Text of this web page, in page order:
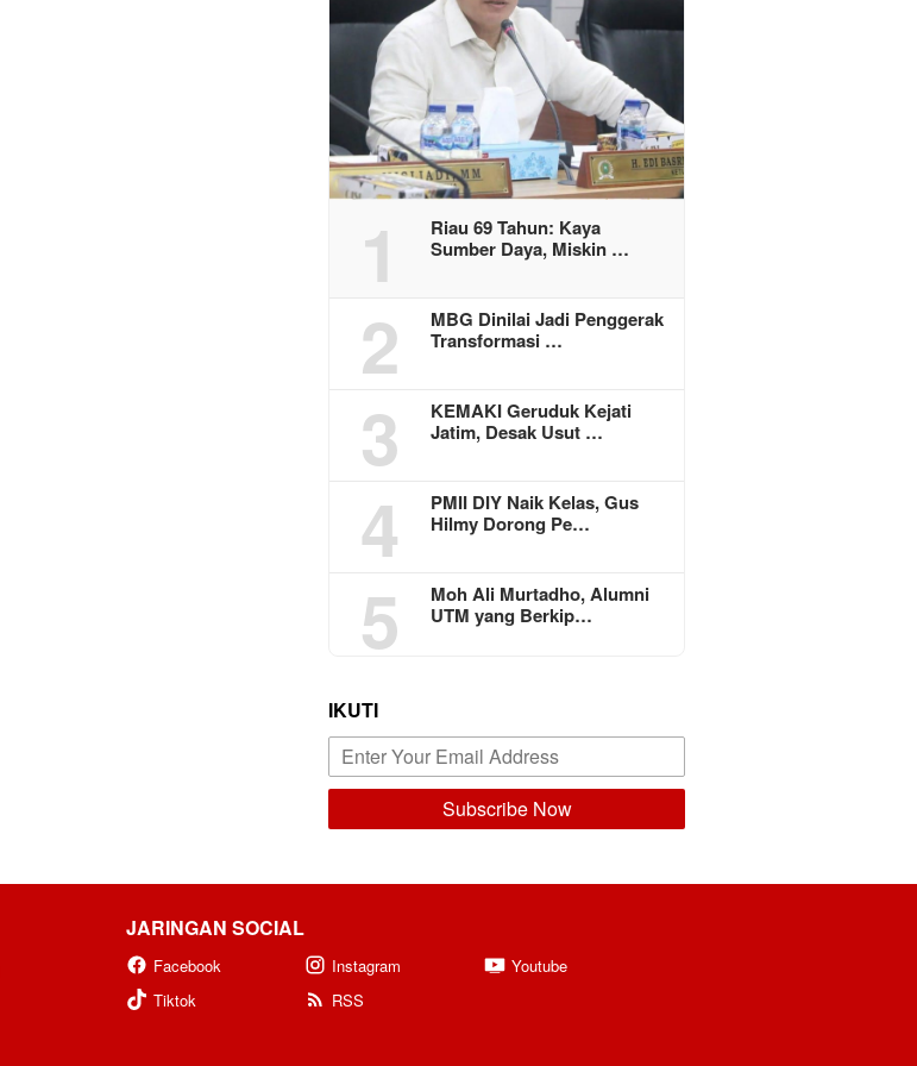
1
Riau 69 Tahun: Kaya
Sumber Daya, Miskin …
2
MBG Dinilai Jadi Penggerak
Transformasi …
3
KEMAKI Geruduk Kejati
Jatim, Desak Usut …
4
PMII DIY Naik Kelas, Gus
Hilmy Dorong Pe…
5
Moh Ali Murtadho, Alumni
UTM yang Berkip…
IKUTI
JARINGAN SOCIAL
Facebook Instagram
Youtube
Tiktok
RSS